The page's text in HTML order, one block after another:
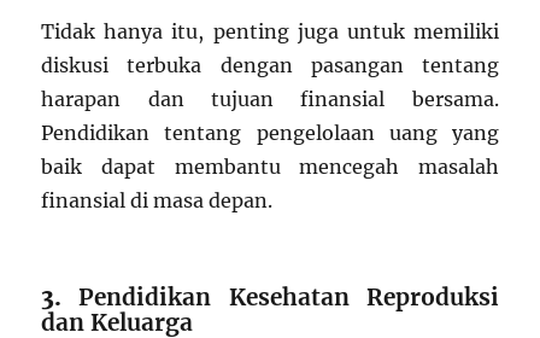
Tidak hanya itu, penting juga untuk memiliki
diskusi terbuka dengan pasangan tentang
harapan dan tujuan finansial bersama.
Pendidikan tentang pengelolaan uang yang
baik dapat membantu mencegah masalah
finansial di masa depan.
3.Pendidikan Kesehatan Reproduksi
dan Keluarga